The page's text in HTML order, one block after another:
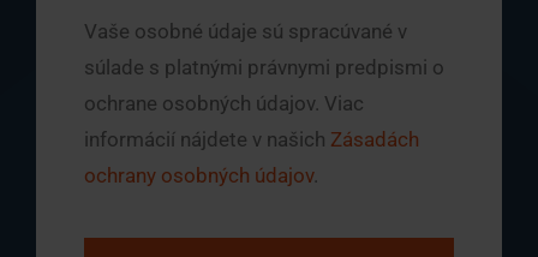
Vaše osobné údaje sú spracúvané v
súlade s platnými právnymi predpismi o
ochrane osobných údajov. Viac
informácií nájdete v našich Zásadách
ochrany osobných údajov.